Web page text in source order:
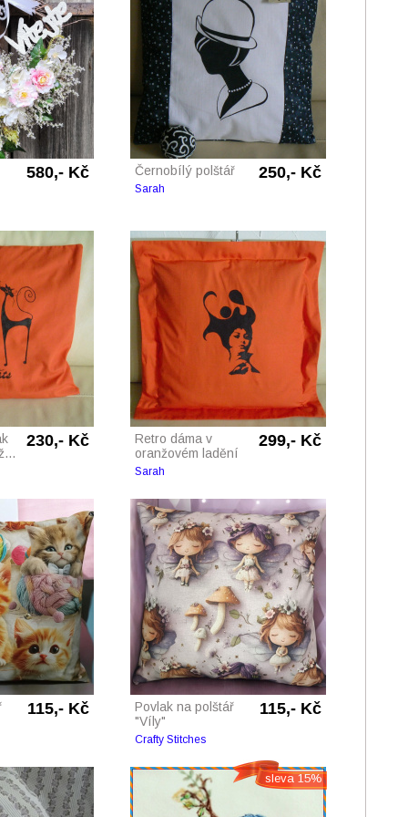
580,- Kč Černobílý polštář 250,- Kč
Sarah
230,- Kč
Retro dáma v
oranžovém ladění
299,- Kč
Sarah
115,- Kč
Povlak na polštář
"Víly"
115,- Kč
Crafty Stitches
sleva 15%